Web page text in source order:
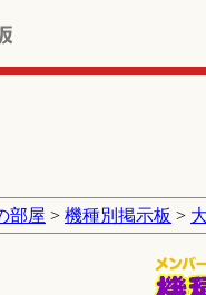
部屋 > 機種別掲示板 >